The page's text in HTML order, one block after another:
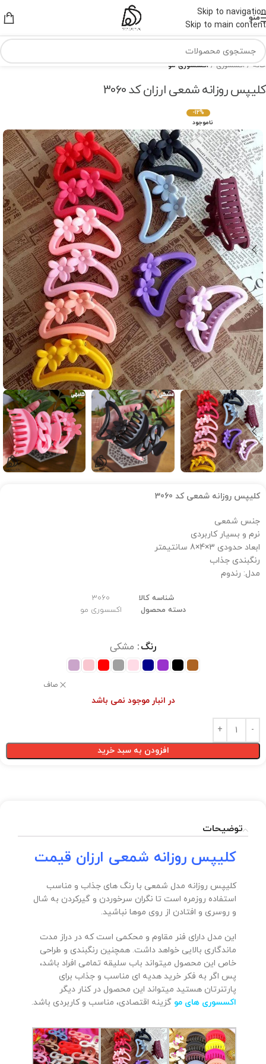
Skip to navigation
Skip to main content
منو
خانه اکسسوری اکسسوری مو
کلیپس روزانه شمعی ارزان کد 3060
-12%
ناموجود
کلیپس روزانه شمعی کد 3060
جنس شمعی
نرم و بسیار کاربردی
ابعاد حدودی 3×4×8 سانتیمتر
رنگبندی جذاب
مدل: رندوم
شناسه کالا
3060
دسته محصول
اکسسوری مو
رنگ مشکی
صاف
در انبار موجود نمی باشد
افزودن به سبد خرید
توضیحات
کلیپس روزانه شمعی ارزان قیمت
کلیپس روزانه مدل شمعی با رنگ های جذاب و مناسب
استفاده روزمره است تا نگران سرخوردن و گیرکردن به شال
و روسری و افتادن از روی موها نباشید.
این مدل دارای فنر مقاوم و محکمی است که در دراز مدت
ماندگاری بالایی خواهد داشت. همچنین رنگبندی و طراحی
خاص این محصول میتواند باب سلیقه تمامی افراد باشد،
پس اگر به فکر خرید هدیه ای مناسب و جذاب برای
پارتنرتان هستید میتواند این محصول در کنار دیگر
اکسسوری های مو گزینه اقتصادی، مناسب و کاربردی باشد.